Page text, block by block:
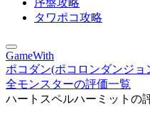
序盤攻略
タワポコ攻略
GameWith
ポコダン(ポコロンダンジョ
全モンスターの評価一覧
ハートスペルハーミットの